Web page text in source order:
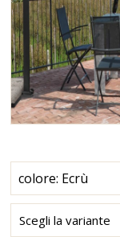
colore: Ecrù